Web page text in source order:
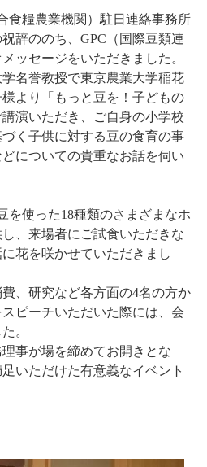
食糧農業機関）駐日連絡事務所
辞ののち、GPC（国際豆類連
ッセージをいただきました。
名誉教授で東京農業大学稲花
より「もっと豆を！子どもの
演いただき、ご自身の小学校
く子供に対する豆の食育の事
についての貴重なお話を伺い
を使った18種類のさまざまなホ
、来場者にご試食いただきな
花を咲かせていただきまし
、研究など各方面の4名の方か
ピーチいただいた際には、会
。
事が場を締めてお開きとな
いただけた有意義なイベント